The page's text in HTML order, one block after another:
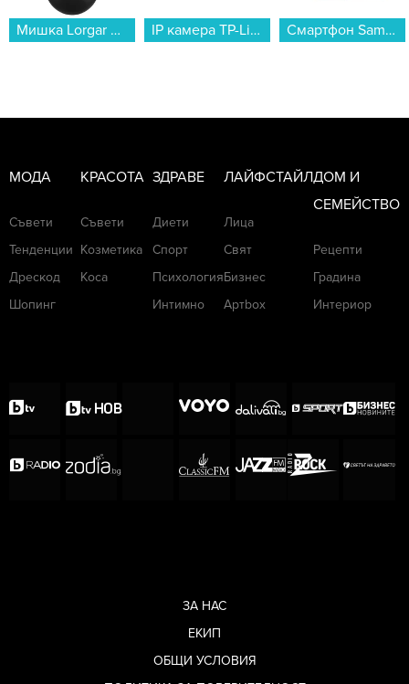
Мишка Lorgar MSA10W Черна... IP камера TP-Link Tapo C560WS... Смартфон Samsung GALAXY S26+ 512GB SKY BLUE SM-S947BLBG , 12 GB, 512 GB...
МОДА
Съвети
Тенденции
Дрескод
Шопинг
КРАСОТА
Съвети
Козметика
Коса
ЗДРАВЕ
Диети
Спорт
Психология
Интимно
ЛАЙФСТАЙЛ
Лица
Свят
Бизнес
Артbox
ДОМ И
СЕМЕЙСТВО
Рецепти
Градина
Интериор
ЗА НАС
ЕКИП
ОБЩИ УСЛОВИЯ